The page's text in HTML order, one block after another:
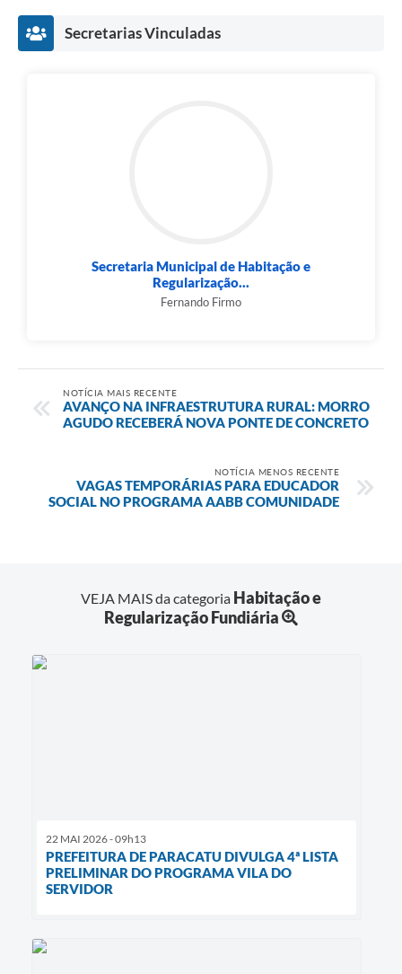
Secretarias Vinculadas
Secretaria Municipal de Habitação e
Regularização...
Fernando Firmo
NOTÍCIA MAIS RECENTE
AVANÇO NA INFRAESTRUTURA RURAL: MORRO
AGUDO RECEBERÁ NOVA PONTE DE CONCRETO
NOTÍCIA MENOS RECENTE
VAGAS TEMPORÁRIAS PARA EDUCADOR
SOCIAL NO PROGRAMA AABB COMUNIDADE
VEJA MAIS da categoria Habitação e
Regularização Fundiária
22 MAI 2026 - 09h13
PREFEITURA DE PARACATU DIVULGA 4ª LISTA
PRELIMINAR DO PROGRAMA VILA DO
SERVIDOR